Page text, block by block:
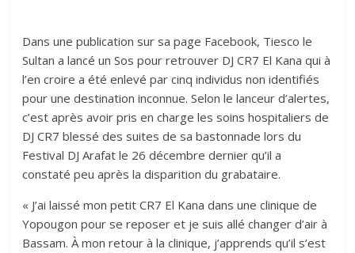
Dans une publication sur sa page Facebook, Tiesco le
Sultan a lancé un Sos pour retrouver DJ CR7 El Kana qui à
l’en croire a été enlevé par cinq individus non identifiés
pour une destination inconnue. Selon le lanceur d’alertes,
c’est après avoir pris en charge les soins hospitaliers de
DJ CR7 blessé des suites de sa bastonnade lors du
Festival DJ Arafat le 26 décembre dernier qu’il a
constaté peu après la disparition du grabataire.
« J’ai laissé mon petit CR7 El Kana dans une clinique de
Yopougon pour se reposer et je suis allé changer d’air à
Bassam. À mon retour à la clinique, j’apprends qu’il s’est